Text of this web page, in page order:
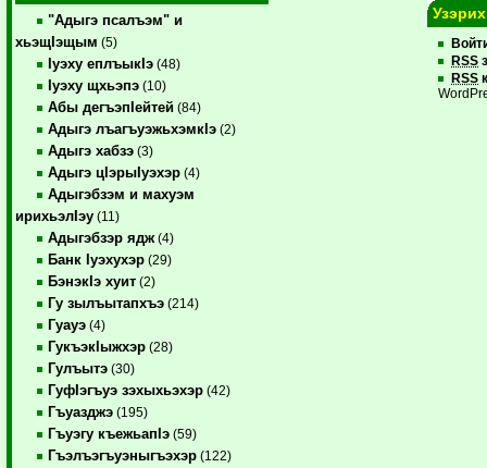
"Адыгэ псалъэм" и
хьэщIэщым (5)
Iуэху еплъыкIэ (48)
Iуэху щхьэпэ (10)
Абы дегъэпIейтей (84)
Адыгэ лъагъуэжьхэмкIэ (2)
Адыгэ хабзэ (3)
Адыгэ цIэрыIуэхэр (4)
Адыгэбзэм и махуэм
ирихьэлIэу (11)
Адыгэбзэр ядж (4)
Банк Iуэхухэр (29)
БэнэкIэ хуит (2)
Гу зылъытапхъэ (214)
Гуауэ (4)
ГукъэкIыжхэр (28)
Гулъытэ (30)
ГуфIэгъуэ зэхыхьэхэр (42)
Гъуазджэ (195)
Гъуэгу къежьапIэ (59)
Гъэлъэгъуэныгъэхэр (122)
RSS
RSS